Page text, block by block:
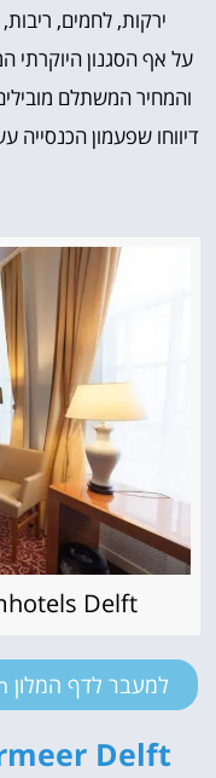
ירקות, לחמים,
על אף הסגנון היוקרתי
והמחיר המשתלם
Delft
למעבר לדף המלון Best Western בבוקינג לחצו כאן
Delft